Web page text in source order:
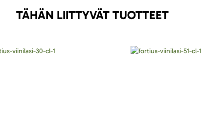
TÄHÄN LIITTYVÄT TUOTTEET